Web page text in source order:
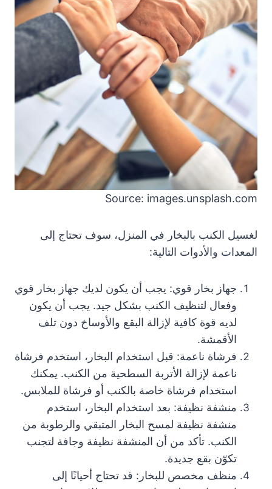
Source: images.unsplash.com
لغسيل الكنب بالبخار في المنزل، سوف تحتاج إلى
المعدات والأدوات التالية:
جهاز بخار قوي: يجب أن يكون لديك جهاز بخار قوي
وفعال لتنظيف الكنب بشكل جيد. يجب أن يكون
لديه قوة كافية لإزالة البقع والأوساخ دون تلف
الأقمشة.
فرشاة ناعمة: قبل استخدام البخار، استخدم فرشاة
ناعمة لإزالة الأتربة السطحية من الكنب. يمكنك
استخدام فرشاة خاصة بالكنب أو فرشاة للملابس.
منشفة نظيفة: بعد استخدام البخار، استخدم
منشفة نظيفة لمسح البخار المتبقي والرطوبة من
الكنب. تأكد من أن المنشفة نظيفة وجافة لتجنب
تكوّن بقع جديدة.
منظف مخصص للبخار: قد تحتاج أحيانًا إلى